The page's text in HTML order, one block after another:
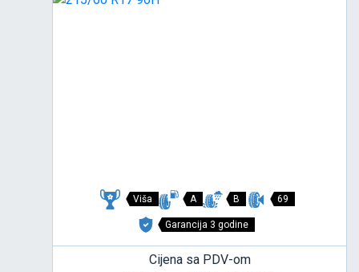
Viša A B 69
Garancija 3 godine
Cijena sa PDV-om